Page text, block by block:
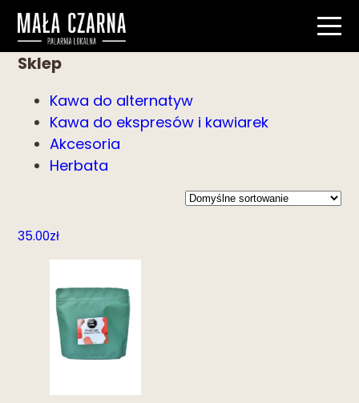
Sklep
Kawa do alternatyw
Kawa do ekspresów i kawiarek
Akcesoria
Herbata
35.00zł